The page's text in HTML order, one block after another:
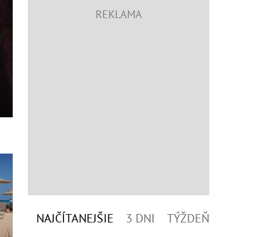
NAJČÍTANEJŠIE 3 DNI TÝŽDEŇ